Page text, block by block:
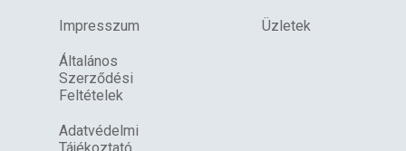
Impresszum
Általános
Szerződési
Feltételek
Adatvédelmi
Üzletek